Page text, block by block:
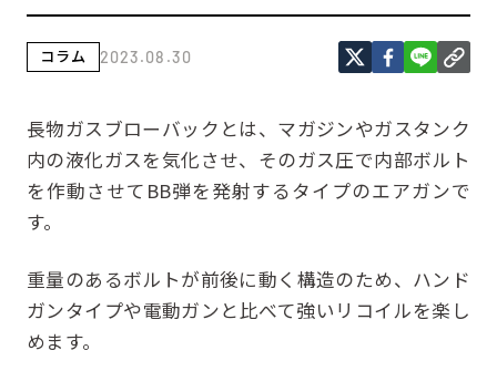
コラム 2023.08.30
長物ガスブローバックとは、マガジンやガスタンク
内の液化ガスを気化させ、そのガス圧で内部ボルト
を作動させてBB弾を発射するタイプのエアガンで
す。
重量のあるボルトが前後に動く構造のため、ハンド
ガンタイプや電動ガンと比べて強いリコイルを楽し
めます。